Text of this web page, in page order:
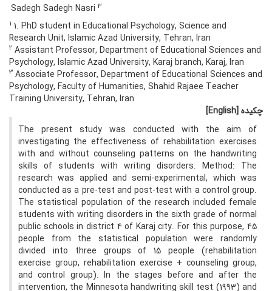
Sadegh Sadegh Nasri 3
1 1. PhD student in Educational Psychology, Science and
Research Unit, Islamic Azad University, Tehran, Iran
2 Assistant Professor, Department of Educational Sciences and
Psychology, Islamic Azad University, Karaj branch, Karaj, Iran
3 Associate Professor, Department of Educational Sciences and
Psychology, Faculty of Humanities, Shahid Rajaee Teacher
Training University, Tehran, Iran
چکیده [English]
The present study was conducted with the aim of
investigating the effectiveness of rehabilitation exercises
with and without counseling patterns on the handwriting
skills of students with writing disorders. Method: The
research was applied and semi-experimental, which was
conducted as a pre-test and post-test with a control group.
The statistical population of the research included female
students with writing disorders in the sixth grade of normal
public schools in district 4 of Karaj city. For this purpose, 45
people from the statistical population were randomly
divided into three groups of 15 people (rehabilitation
exercise group, rehabilitation exercise + counseling group,
and control group). In the stages before and after the
intervention, the Minnesota handwriting skill test (1993) and